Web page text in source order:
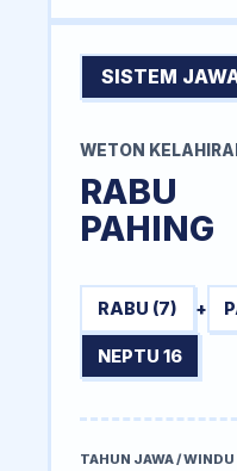
SISTEM
WETON
RABU
PAHING
RABU (7) +
NEPTU 16
TAHUN JAWA / WINDU